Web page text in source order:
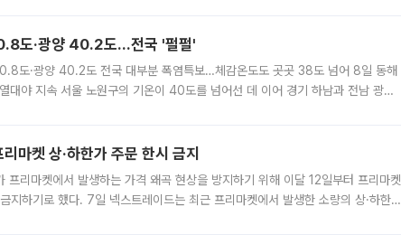
도·광양 40.2도…전국 '펄펄'
도·광양 40.2도 전국 대부분 폭염특보…체감온도도 곳곳 38도 넘어 8일 동해
대야 지속 서울 노원구의 기온이 40도를 넘어선 데 이어 경기 하남과 전남 광양
마켓 상·하한가 주문 한시 금지
프리마켓에서 발생하는 가격 왜곡 현상을 방지하기 위해 이달 12일부터 프리마켓
지하기로 했다. 7일 넥스트레이드는 최근 프리마켓에서 발생한 소량의 상·하한